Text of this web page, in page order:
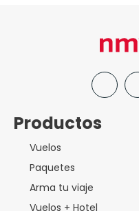
Productos
Vuelos
Paquetes
Arma tu viaje
Vuelos + Hotel